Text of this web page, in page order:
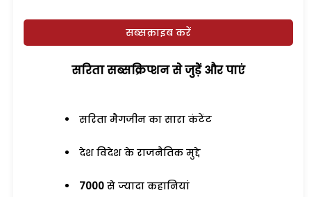
सब्सक्राइब करें
सरिता सब्सक्रिप्शन से जुड़ेें और पाएं
सरिता मैगजीन का सारा कंटेंट
देश विदेश के राजनैतिक मुद्दे
7000 से ज्यादा कहानियां